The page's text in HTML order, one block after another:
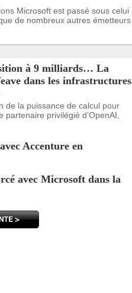
Microsoft est passé sous celui
de nombreux autres émetteurs
à 9 milliards… La
dans les infrastructures
de la puissance de calcul pour
partenaire privilégié d’OpenAI,
Accenture en
avec Microsoft dans la